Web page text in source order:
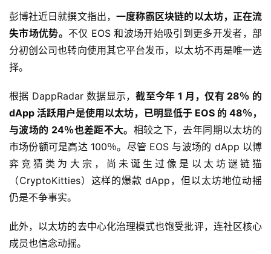
彭博社近日就撰文指出， 一度称霸区块链的以太坊，正在流
失市场优势。 不仅 EOS 和波场开始吸引到更多开发者，部
分初创公司也转向使用其它平台发币，以太坊不再是唯一选
择。
根据 DappRadar 数据显示，截至今年 1 月，仅有 28％ 的
dApp 活跃用户是使用以太坊，已明显低于 EOS 的 48％，
与波场的 24％也差距不大。 相较之下，去年同期以太坊的
市场份额可是高达 100％。尽管 EOS 与波场的 dApp 以博
弈竞猜类为大宗，尚未诞生过像是以太坊谜链猫
（CryptoKitties）这样的爆款 dApp，但以太坊地位动摇
仍是不争事实。
此外，以太坊的去中心化治理模式也饱受批评，连社区核心
成员也信念动摇。